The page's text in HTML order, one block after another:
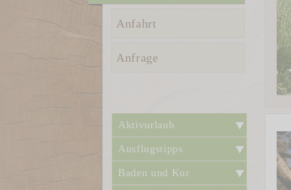
Anfahrt
Anfrage
Aktivurlaub
Ausflugstipps
Baden und Kur